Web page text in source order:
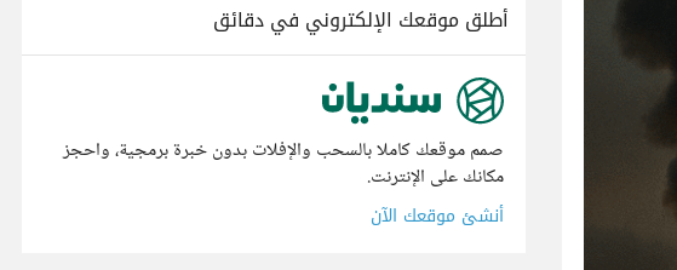
أطلق موقعك الإلكتروني في دقائق
صمم موقعك كاملا بالسحب والإفلات بدون خبرة برمجية، واحجز
مكانك على الإنترنت.
أنشئ موقعك الآن